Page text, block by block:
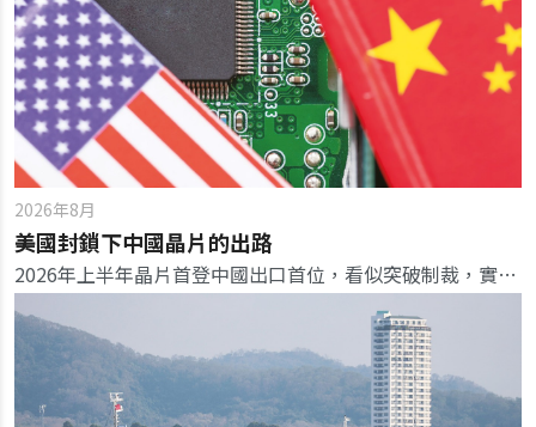
2026年8月
美國封鎖下中國晶片的出路
2026年上半年晶片首登中國出口首位，看似突破制裁，實為AI瘋狂「搶貨」下存儲晶片價格暴漲700%堆疊出的結果。